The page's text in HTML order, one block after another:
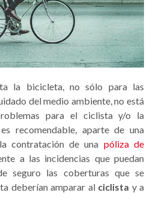
la bicicleta, no sólo para las
del medio ambiente, no está
para el ciclista y/o la
recomendable, aparte de una
contratación de una póliza de
a las incidencias que puedan
seguro las coberturas que se
deberían amparar al ciclista y a